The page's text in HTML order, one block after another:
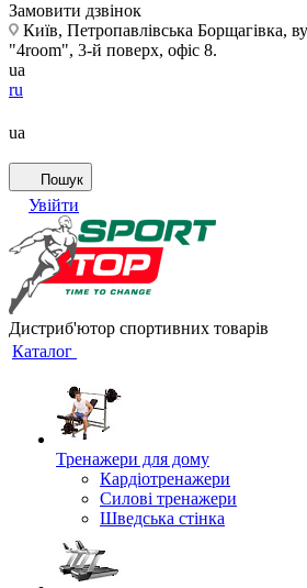
Замовити дзвінок
Київ, Петропавлівська Борщагівка,
"4room", 3-й поверх, офіс 8.
ua
ru
ua
Пошук
Увійти
Дистриб'ютор спортивних товарів
Каталог
Тренажери для дому
Кардіотренажери
Силові тренажери
Шведська стінка